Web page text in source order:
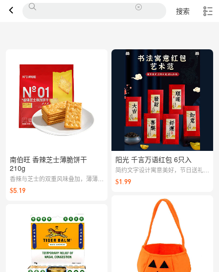
搜索
南伯旺 香辣芝士薄脆饼干
210g
香辣与芝士的双重风味叠加，薄薄一
口酥脆，咸香耐吃不腻；作为休闲零
食或下午茶搭配都很合拍，随手来片
$5.19
阳光 千言万语红包 6只入
简约文字设计寓意美好，节日送礼表
达心意，寓意温暖真挚
$1.99